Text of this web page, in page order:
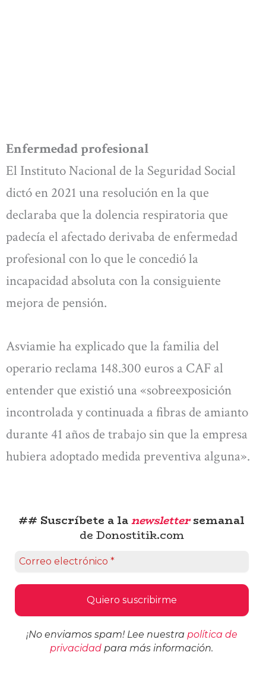
Enfermedad profesional
El Instituto Nacional de la Seguridad Social
dictó en 2021 una resolución en la que
declaraba que la dolencia respiratoria que
padecía el afectado derivaba de enfermedad
profesional con lo que le concedió la
incapacidad absoluta con la consiguiente
mejora de pensión.
Asviamie ha explicado que la familia del
operario reclama 148.300 euros a CAF al
entender que existió una «sobreexposición
incontrolada y continuada a fibras de amianto
durante 41 años de trabajo sin que la empresa
hubiera adoptado medida preventiva alguna».
## Suscríbete a lanewslettersemanal
de Donostitik.com
¡No enviamos spam! Lee nuestra política de
privacidad para más información.